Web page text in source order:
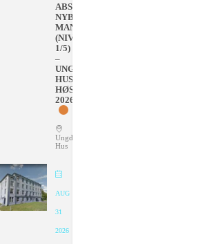
ABSOLUTT
NYBEGYNNER
MANDAGER
(NIVÅ
1/5)
–
UNGDOMMENS
HUS
HØSTEN
2026
Ungdommens
Hus
AUG
31
2026